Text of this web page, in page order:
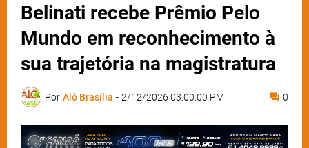
Belinati recebe Prêmio Pelo
Mundo em reconhecimento à
sua trajetória na magistratura
Por Alô Brasília - 2/12/2026 03:00:00 PM 0